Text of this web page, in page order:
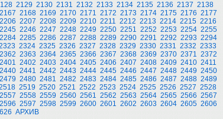
2129 2130 2131 2132 2133 2134 2135 2136 2137 2138
2167 2168 2169 2170 2171 2172 2173 2174 2175 2176 2177
2206 2207 2208 2209 2210 2211 2212 2213 2214 2215 2216
2245 2246 2247 2248 2249 2250 2251 2252 2253 2254 2255
2284 2285 2286 2287 2288 2289 2290 2291 2292 2293 2294
2324 2325 2326 2327 2328 2329 2330 2331 2332 2333
2362 2363 2364 2365 2366 2367 2368 2369 2370 2371 2372
2401 2402 2403 2404 2405 2406 2407 2408 2409 2410 2411
2440 2441 2442 2443 2444 2445 2446 2447 2448 2449 2450
2479 2480 2481 2482 2483 2484 2485 2486 2487 2488 2489
2519 2520 2521 2522 2523 2524 2525 2526 2527 2528
2557 2558 2559 2560 2561 2562 2563 2564 2565 2566 2567
2596 2597 2598 2599 2600 2601 2602 2603 2604 2605 2606
АРХИВ